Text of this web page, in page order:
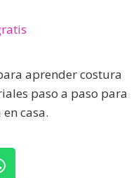
aprender costura
paso a paso para
casa.